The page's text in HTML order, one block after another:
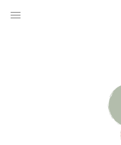
RESSOURCES